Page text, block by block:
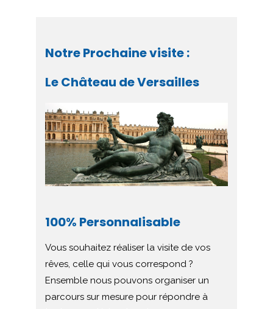
Notre Prochaine visite :
Le Château de Versailles
100% Personnalisable
Vous souhaitez réaliser la visite de vos
rêves, celle qui vous correspond ?
Ensemble nous pouvons organiser un
parcours sur mesure pour répondre à